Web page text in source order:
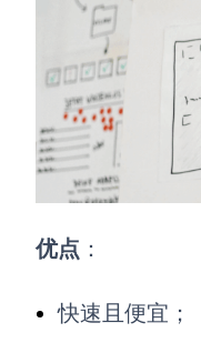
优点 ：
快速且便宜；